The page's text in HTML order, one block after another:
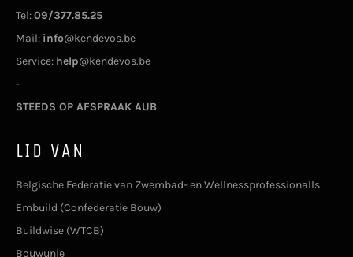
Tel:09/377.85.25
Mail: info@kendevos.be
Service: help@kendevos.be
-
STEEDS OP AFSPRAAK AUB
LID VAN
Belgische Federatie van Zwembad- en Wellnessprofessionalls
Embuild (Confederatie Bouw)
Buildwise (WTCB)
Bouwunie